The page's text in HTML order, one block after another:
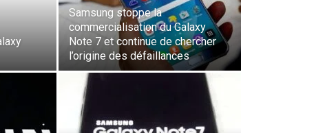
Samsung stoppe la
commercialisation du Galaxy
Note 7 et continue de chercher
l’origine des défaillances